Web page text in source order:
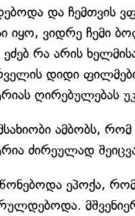
და ჩემთვის
იყო, ვიდრე ჩემი
ეძებ რა არის
დიდი
ღირებულებას
ამბობს, რომ
ძირეულად
ეპოქა,